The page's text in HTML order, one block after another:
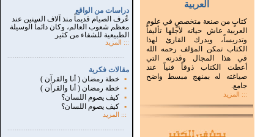
دراسات من الواقع
عُرف الصيام قديماً منذ آلاف السنين عند
معظم شعوب العالم، وكان دائماً الوسيلة
الطبيعية للشفاء من كثير
:::
المزيد
مقالات فكرية
▪
خطة رمضان ( أنا والقرآن )
▪
خطة رمضان ( أنا والقرآن )
▪
كيف يصوم اللسان؟
▪
كيف يصوم اللسان؟
:::
المزيد
العربية
كتابٍ من صنعة متخصصٍ في علوم
العربية عاش حياته لأجلها تأليفاً
وتدريساً، ويدرك القارئ لهذا
الكتاب تمكن المؤلف رحمه الله
في هذا المجال وقدرته التي
أعطت الكتاب ذوقاً فنياً عند
صياغته له بمنهج مبسط واضح
جامع.
::: المزيد